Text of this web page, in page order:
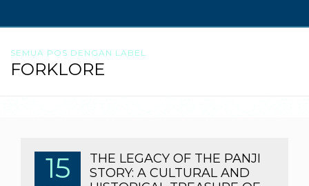
SEMUA POS DENGAN LABEL
FORKLORE
15
THE LEGACY OF THE PANJI
STORY: A CULTURAL AND